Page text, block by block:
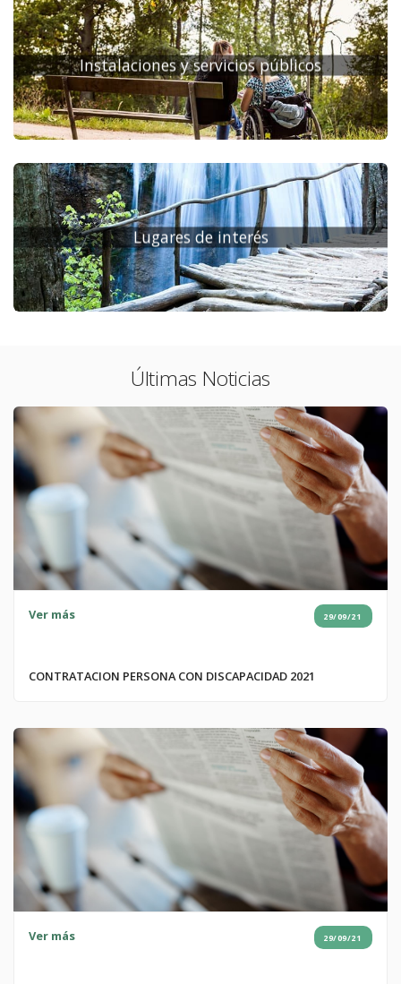
Instalaciones y servicios públicos
Lugares de interés
Últimas Noticias
Ver más 29/09/21
CONTRATACION PERSONA CON DISCAPACIDAD 2021
Ver más 29/09/21